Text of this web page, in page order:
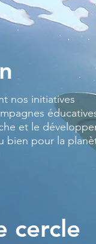
nos initiatives
et le
bien pour la
cercle